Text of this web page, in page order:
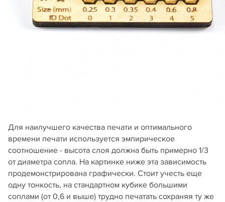
Для наилучшего качества печати и оптимального
времени печати используется эмпирическое
соотношение - высота слоя должна быть примерно 1/3
от диаметра сопла. На картинке ниже эта зависимость
продемонстрирована графически. Стоит учесть еще
одну тонкость, на стандартном кубике большими
соплами (от 0,6 и выше) трудно печатать сохраняя ту же